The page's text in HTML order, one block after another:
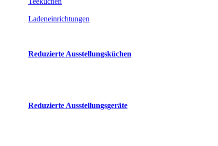
Ladeneinrichtungen
Reduzierte Ausstellungsküchen
Reduzierte Ausstellungsgeräte